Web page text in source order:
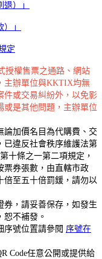
）」
」
定
授權售票之通路、網站
主辦單位與KKTIX均無
件或交易糾紛外，以免影
或是其他問題，主辦單位
論加價名目為代購費、交
已違反社會秩序維護法第
十條之一第二項規定，
票券張數，由直轄市政
倍至五十倍罰鍰，請勿以
券，請妥善保存，如發生
不補發。
序號位置請參閱 序號在
Code任意公開或提供給